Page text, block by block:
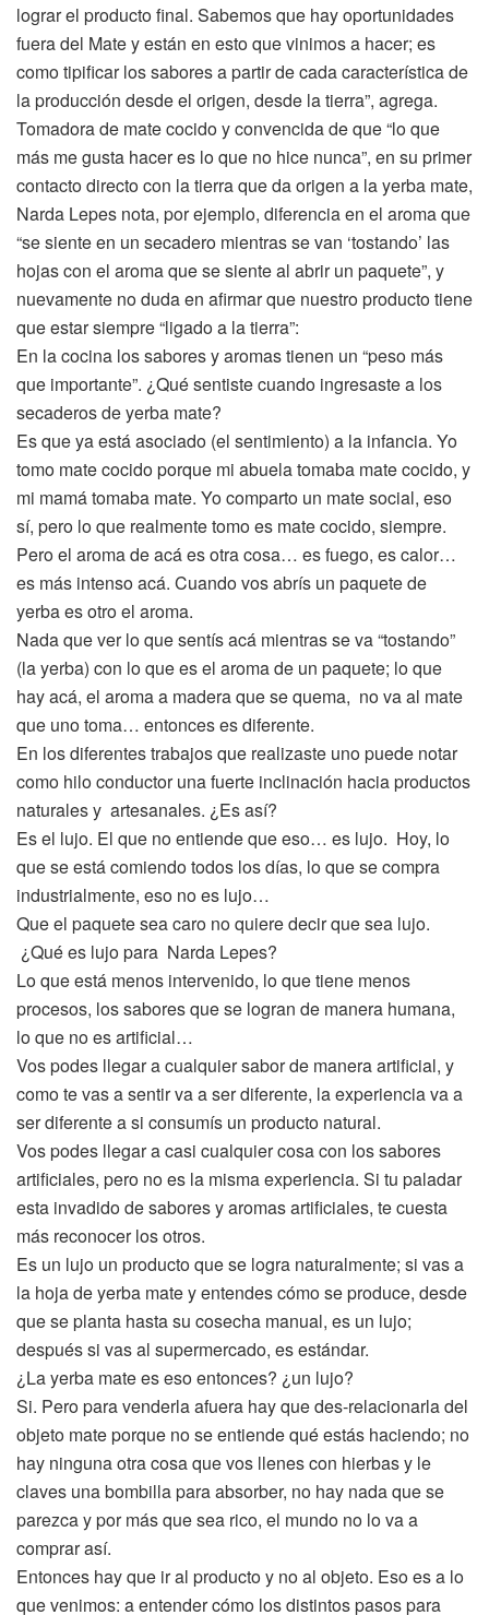
lograr el producto final. Sabemos que hay oportunidades
fuera del Mate y están en esto que vinimos a hacer; es
como tipificar los sabores a partir de cada característica de
la producción desde el origen, desde la tierra”, agrega.
Tomadora de mate cocido y convencida de que “lo que
más me gusta hacer es lo que no hice nunca”, en su primer
contacto directo con la tierra que da origen a la yerba mate,
Narda Lepes nota, por ejemplo, diferencia en el aroma que
“se siente en un secadero mientras se van ‘tostando’ las
hojas con el aroma que se siente al abrir un paquete”, y
nuevamente no duda en afirmar que nuestro producto tiene
que estar siempre “ligado a la tierra”:
En la cocina los sabores y aromas tienen un “peso más
que importante”. ¿Qué sentiste cuando ingresaste a los
secaderos de yerba mate?
Es que ya está asociado (el sentimiento) a la infancia. Yo
tomo mate cocido porque mi abuela tomaba mate cocido, y
mi mamá tomaba mate. Yo comparto un mate social, eso
sí, pero lo que realmente tomo es mate cocido, siempre.
Pero el aroma de acá es otra cosa… es fuego, es calor…
es más intenso acá. Cuando vos abrís un paquete de
yerba es otro el aroma.
Nada que ver lo que sentís acá mientras se va “tostando”
(la yerba) con lo que es el aroma de un paquete; lo que
hay acá, el aroma a madera que se quema, no va al mate
que uno toma… entonces es diferente.
En los diferentes trabajos que realizaste uno puede notar
como hilo conductor una fuerte inclinación hacia productos
naturales y artesanales. ¿Es así?
Es el lujo. El que no entiende que eso… es lujo. Hoy, lo
que se está comiendo todos los días, lo que se compra
industrialmente, eso no es lujo…
Que el paquete sea caro no quiere decir que sea lujo.
¿Qué es lujo para Narda Lepes?
Lo que está menos intervenido, lo que tiene menos
procesos, los sabores que se logran de manera humana,
lo que no es artificial…
Vos podes llegar a cualquier sabor de manera artificial, y
como te vas a sentir va a ser diferente, la experiencia va a
ser diferente a si consumís un producto natural.
Vos podes llegar a casi cualquier cosa con los sabores
artificiales, pero no es la misma experiencia. Si tu paladar
esta invadido de sabores y aromas artificiales, te cuesta
más reconocer los otros.
Es un lujo un producto que se logra naturalmente; si vas a
la hoja de yerba mate y entendes cómo se produce, desde
que se planta hasta su cosecha manual, es un lujo;
después si vas al supermercado, es estándar.
¿La yerba mate es eso entonces? ¿un lujo?
Si. Pero para venderla afuera hay que des-relacionarla del
objeto mate porque no se entiende qué estás haciendo; no
hay ninguna otra cosa que vos llenes con hierbas y le
claves una bombilla para absorber, no hay nada que se
parezca y por más que sea rico, el mundo no lo va a
comprar así.
Entonces hay que ir al producto y no al objeto. Eso es a lo
que venimos: a entender cómo los distintos pasos para